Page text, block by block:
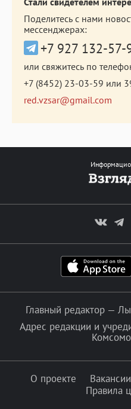
Поделитесь с нами
мессенджерах:
+7 927 132-57-
или свяжитесь по
+7 (8452) 23-03-59 или
red.vzsar@gmail.com
Главный редактор —
Адрес редакции и
О проекте Вакансии
Правила